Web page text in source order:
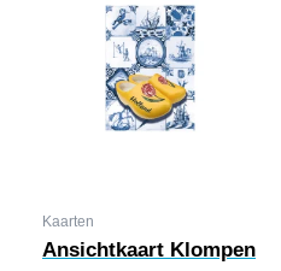
Kaarten
Ansichtkaart Klompen